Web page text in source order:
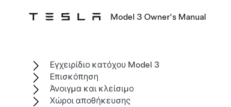
Model 3 Owner's Manual
Εγχειρίδιο κατόχου Model 3
Επισκόπηση
Άνοιγμα και κλείσιμο
Χώροι αποθήκευσης